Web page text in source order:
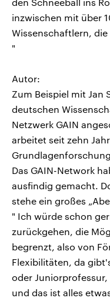
inzwischen mit über
Wissenschaftlern,
"
Autor:
Zum Beispiel mit Jan
deutschen
Netzwerk GAIN
arbeitet seit zehn
Das GAIN-Network
ausfindig gemacht.
stehe ein großes
" Ich würde schon
zurückgehen, die
begrenzt, also von
Flexibilitäten, da
oder
und das ist alles